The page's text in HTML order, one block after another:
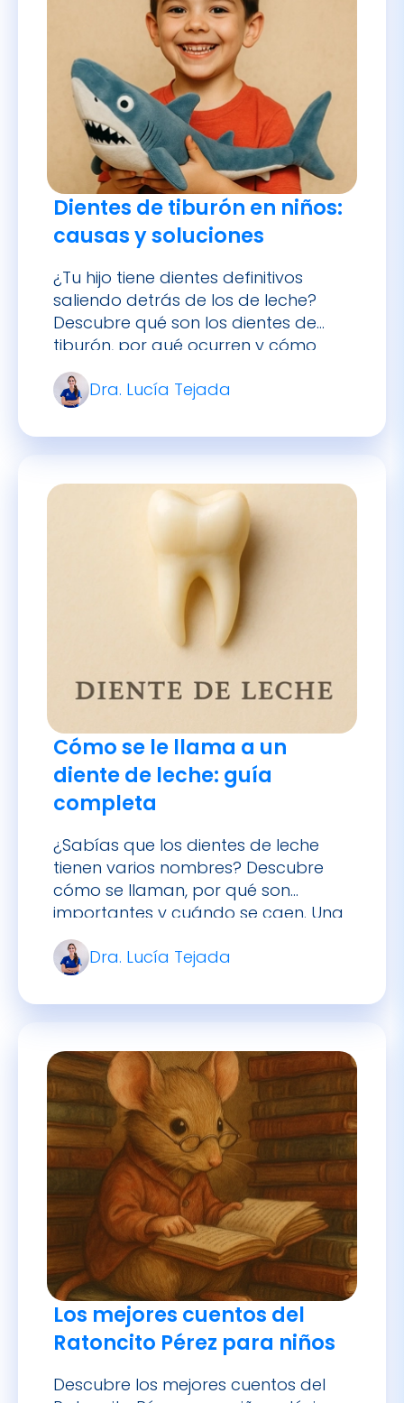
Dientes de tiburón en niños:
causas y soluciones
¿Tu hijo tiene dientes definitivos
saliendo detrás de los de leche?
Descubre qué son los dientes de
tiburón, por qué ocurren y cómo
tratarlos con éxito.
Dra. Lucía Tejada
Cómo se le llama a un
diente de leche: guía
completa
¿Sabías que los dientes de leche
tienen varios nombres? Descubre
cómo se llaman, por qué son
importantes y cuándo se caen. Una
guía completa sobre la dentición
temporal.Dra. Lucía Tejada
Los mejores cuentos del
Ratoncito Pérez para niños
Descubre los mejores cuentos del
Ratoncito Pérez para niños: clásicos,
modernos y educativos sobre la
caída de los dientes de leche